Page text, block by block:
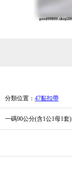
分類位置 ： 47黏扣帶
一碼90公分(含1公1母1套